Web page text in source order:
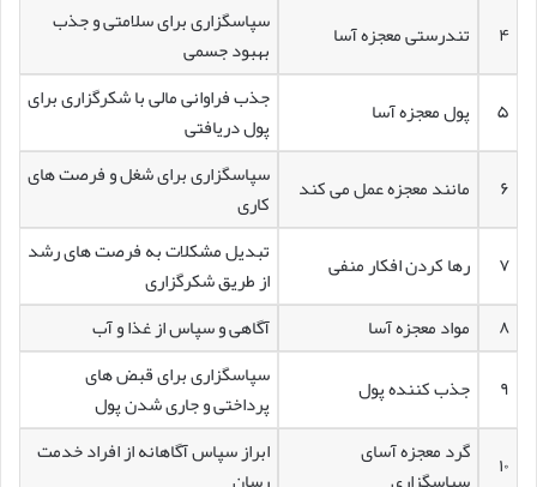
۴
تندرستی معجزه آسا
سپاسگزاری برای سلامتی و جذب
بهبود جسمی
۵
پول معجزه آسا
جذب فراوانی مالی با شکرگزاری برای
پول دریافتی
۶
مانند معجزه عمل می کند
سپاسگزاری برای شغل و فرصت های
کاری
۷
رها کردن افکار منفی
تبدیل مشکلات به فرصت های رشد
از طریق شکرگزاری
۸
مواد معجزه آسا
آگاهی و سپاس از غذا و آب
۹
جذب کننده پول
سپاسگزاری برای قبض های
پرداختی و جاری شدن پول
۱۰
گرد معجزه آسای
ابراز سپاس آگاهانه از افراد خدمت